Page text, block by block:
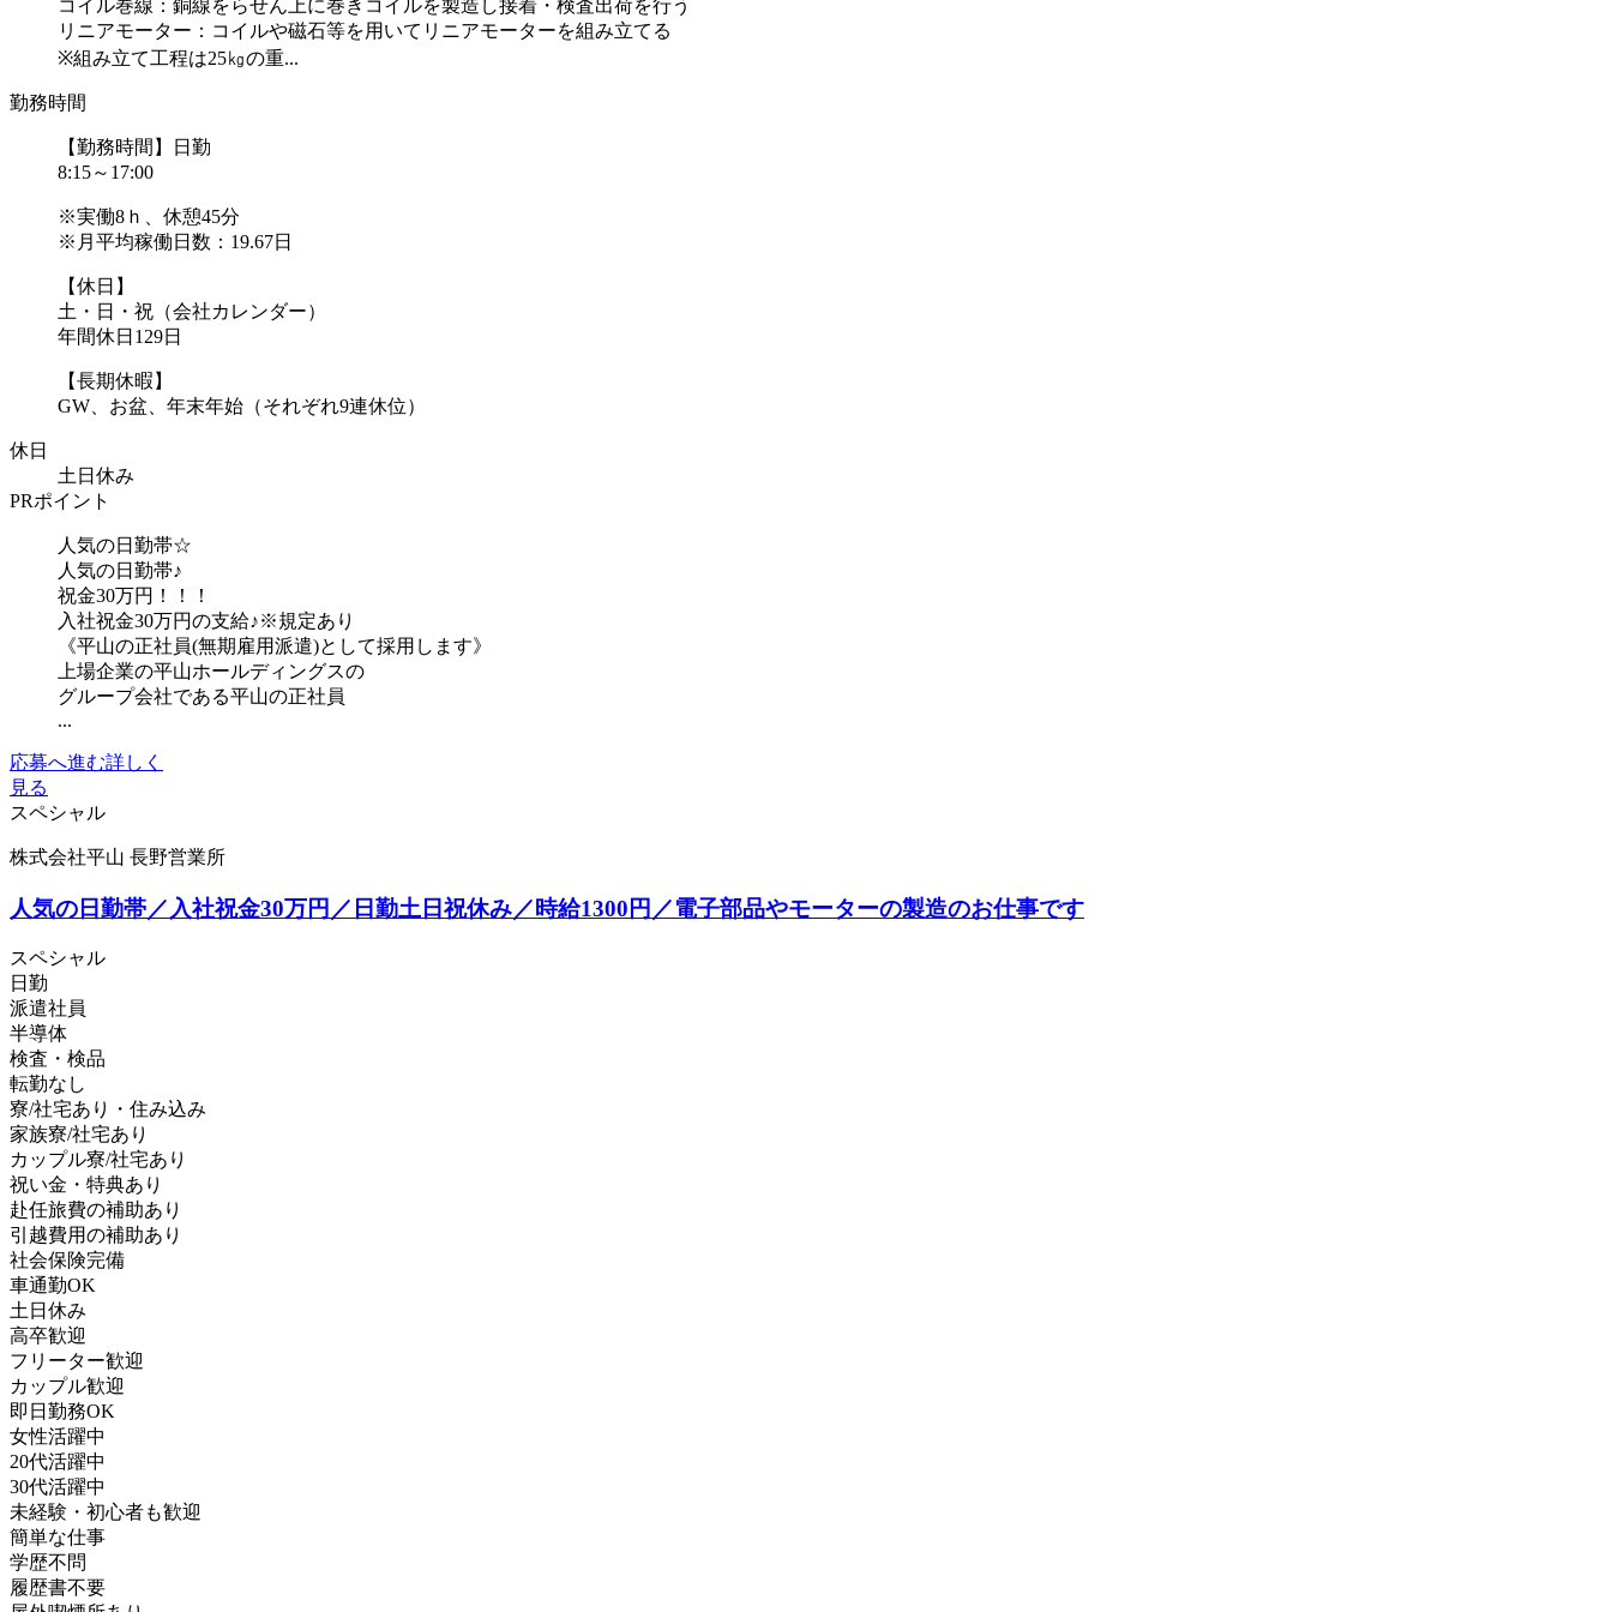
コイル巻線：銅線をらせん上に巻きコイルを製造し接着・検査出荷を行う
リニアモーター：コイルや磁石等を用いてリニアモーターを組み立てる
※組み立て工程は25㎏の重...
勤務時間
【勤務時間】日勤
8:15～17:00
※実働8ｈ、休憩45分
※月平均稼働日数：19.67日
【休日】
土・日・祝（会社カレンダー）
年間休日129日
【長期休暇】
GW、お盆、年末年始（それぞれ9連休位）
休日
土日休み
PRポイント
人気の日勤帯☆
人気の日勤帯♪
祝金30万円！！！
入社祝金30万円の支給♪※規定あり
《平山の正社員(無期雇用派遣)として採用します》
上場企業の平山ホールディングスの
グループ会社である平山の正社員
...
応募へ進む詳しく
見る
スペシャル
株式会社平山 長野営業所
人気の日勤帯／入社祝金30万円／日勤土日祝休み／時給1300円／電子部品やモーターの製造のお仕事です
スペシャル
日勤
派遣社員
半導体
検査・検品
転勤なし
寮/社宅あり・住み込み
家族寮/社宅あり
カップル寮/社宅あり
祝い金・特典あり
赴任旅費の補助あり
引越費用の補助あり
社会保険完備
車通勤OK
土日休み
高卒歓迎
フリーター歓迎
カップル歓迎
即日勤務OK
女性活躍中
20代活躍中
30代活躍中
未経験・初心者も歓迎
簡単な仕事
学歴不問
履歴書不要